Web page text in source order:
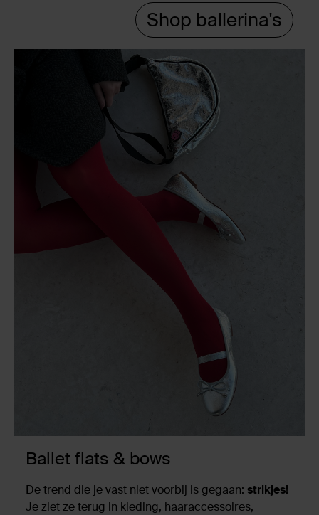
Shop ballerina's
Ballet flats & bows
De trend die je vast niet voorbij is gegaan: strikjes!
Je ziet ze terug in kleding, haaraccessoires,